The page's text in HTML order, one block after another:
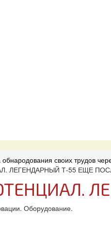
своих трудов
ЛЕГЕНДАРНЫЙ Т-55 ЕЩЕ
Оборудование.